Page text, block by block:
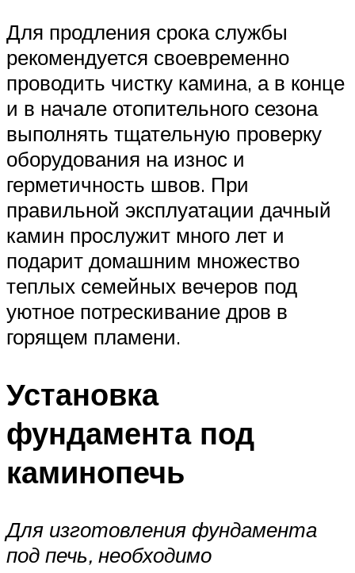
Для продления срока службы
рекомендуется своевременно
проводить чистку камина, а в конце
и в начале отопительного сезона
выполнять тщательную проверку
оборудования на износ и
герметичность швов. При
правильной эксплуатации дачный
камин прослужит много лет и
подарит домашним множество
теплых семейных вечеров под
уютное потрескивание дров в
горящем пламени.
Установка
фундамента под
каминопечь
Для изготовления фундамента
под печь, необходимо